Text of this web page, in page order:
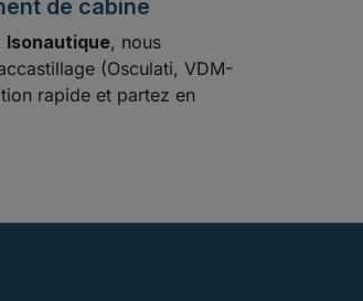
de cabine
Isonautique, nous
(Osculati, VDM-
rapide et partez en